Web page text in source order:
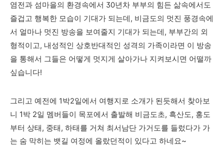
염전과 섬마을의 환경속에서 30년차 부부의 힘든 삶속에서도
즐겁고 행복한 모습이 기대가 되는데, 비금도의 멋진 풍경속에
서 얼마나 멋진 방송을 보여줄지 기대가 되는데, 부부간의 외
형적이고, 내성적인 상호반대적인 성격의 가족이라면 이 방송
을 통해서 그들은 어떻게 멋지게 살아가나 지켜보시면 어떨까
싶습니다!
그리고 예전에 1박2일에서 여행지로 소개가 된듯해서 찾아보
니 1박 2일 멤버들이 목포에서 출발해 비금도초, 흑산도, 홍도
부터 상태, 중태, 하태를 거쳐 최서남단 가거도를 들렀다가 가
는 숨 막히는 뱃길 여정에 올랐던적이 있다고 하네요~